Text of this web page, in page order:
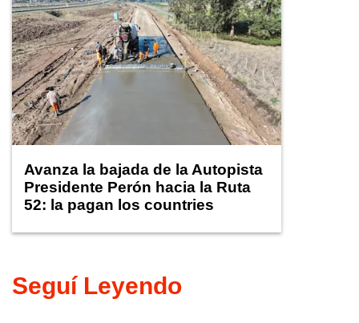
Avanza la bajada de la Autopista
Presidente Perón hacia la Ruta
52: la pagan los countries
Seguí Leyendo